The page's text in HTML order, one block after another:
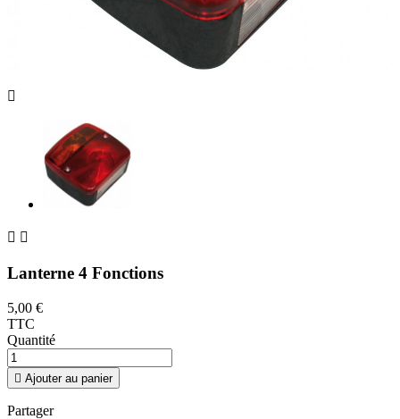

 
Lanterne 4 Fonctions
5,00 €
TTC
Quantité
 Ajouter au panier
Partager